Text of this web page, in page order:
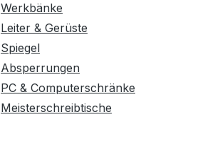
Werkbänke
Leiter & Gerüste
Spiegel
Absperrungen
PC & Computerschränke
Meisterschreibtische